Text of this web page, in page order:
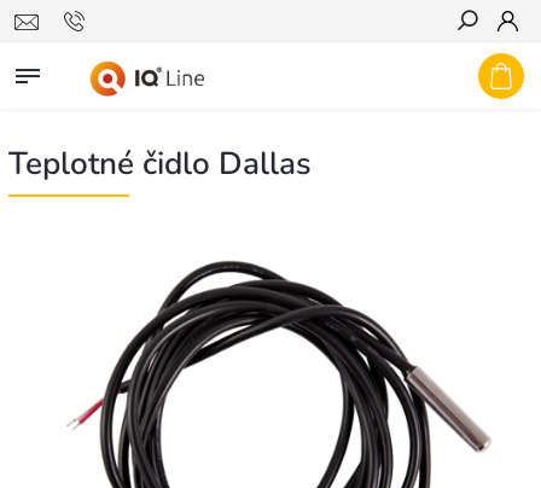
Hľadať
Teplotné čidlo Dallas